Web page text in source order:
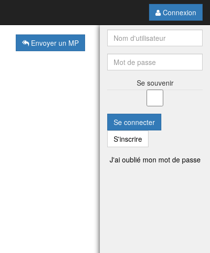
Connexion
Envoyer un MP
Se souvenir
Se connecter
S'inscrire
J'ai oublié mon mot de passe